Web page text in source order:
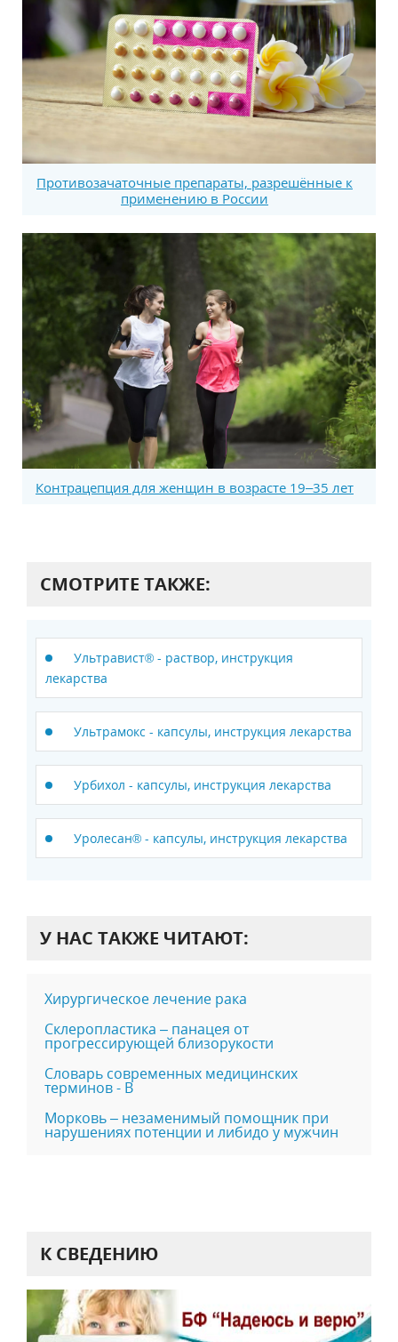
Противозачаточные препараты, разрешённые к
применению в России
Контрацепция для женщин в возрасте 19–35 лет
СМОТРИТЕ ТАКЖЕ:
Ультравист® - раствор, инструкция
лекарства
Ультрамокс - капсулы, инструкция лекарства
Урбихол - капсулы, инструкция лекарства
Уролесан® - капсулы, инструкция лекарства
У НАС ТАКЖЕ ЧИТАЮТ:
Хирургическое лечение рака
Склеропластика – панацея от
прогрессирующей близорукости
Словарь современных медицинских
терминов - В
Морковь – незаменимый помощник при
нарушениях потенции и либидо у мужчин
К СВЕДЕНИЮ